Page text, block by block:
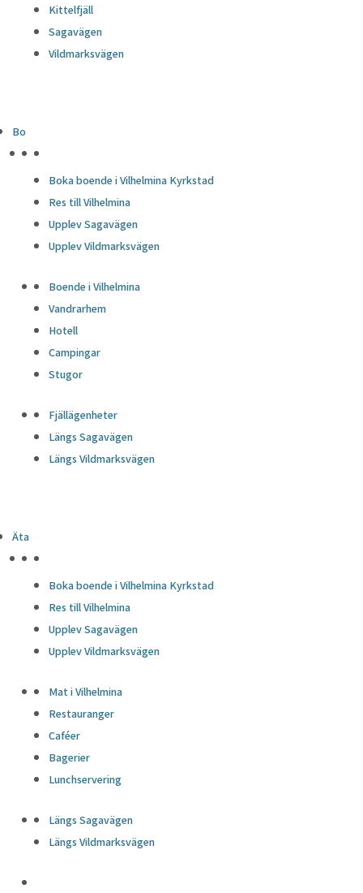
Kittelfjäll
Sagavägen
Vildmarksvägen
Bo
Boka boende i Vilhelmina Kyrkstad
Res till Vilhelmina
Upplev Sagavägen
Upplev Vildmarksvägen
Boende i Vilhelmina
Vandrarhem
Hotell
Campingar
Stugor
Fjällägenheter
Längs Sagavägen
Längs Vildmarksvägen
Äta
Boka boende i Vilhelmina Kyrkstad
Res till Vilhelmina
Upplev Sagavägen
Upplev Vildmarksvägen
Mat i Vilhelmina
Restauranger
Caféer
Bagerier
Lunchservering
Längs Sagavägen
Längs Vildmarksvägen